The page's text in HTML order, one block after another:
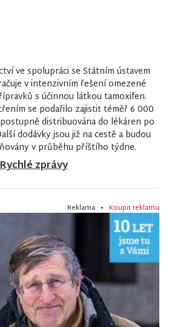
ve spolupráci se Státním ústavem
v intenzivním řešení omezené
s účinnou látkou tamoxifen.
se podařilo zajistit téměř 6 000
distribuována do lékáren po
dodávky jsou již na cestě a budou
v průběhu příštího týdne.
zprávy
Reklama • Koupit reklamu